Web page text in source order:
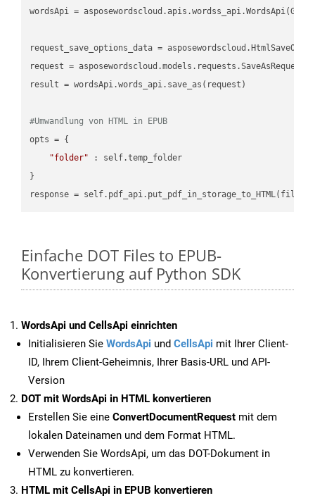
wordsApi =
request_save_options_data =
request =
result = wordsApi.words_api.save_as(request)
#Umwandlung von HTML in EPUB
opts = {
"folder" : self.temp_folder
}
Einfache DOT Files to EPUB-
Konvertierung auf Python SDK
WordsApi und CellsApi einrichten
Initialisieren Sie WordsApi und CellsApi mit Ihrer Client-
ID, Ihrem Client-Geheimnis, Ihrer Basis-URL und API-
Version
DOT mit WordsApi in HTML konvertieren
Erstellen Sie eine ConvertDocumentRequest mit dem
lokalen Dateinamen und dem Format HTML.
Verwenden Sie WordsApi, um das DOT-Dokument in
HTML zu konvertieren.
HTML mit CellsApi in EPUB konvertieren